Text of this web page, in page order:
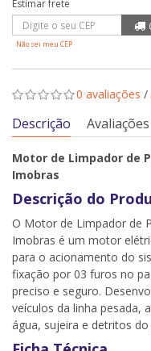
Não sei meu CEP
0 avaliações /
Descrição
Motor de Limpador de
Imobras
Descrição do
O Motor de Limpador de
Imobras é um motor
para o acionamento do
fixação por 03 furos no
preciso e seguro.
veículos da linha pesada,
água, sujeira e detritos do